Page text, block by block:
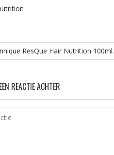
ResQue Hair Nutrition 100ml.
REACTIE ACHTER